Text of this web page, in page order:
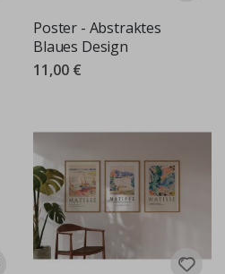
Poster - Abstraktes
Blaues Design
11,00 €